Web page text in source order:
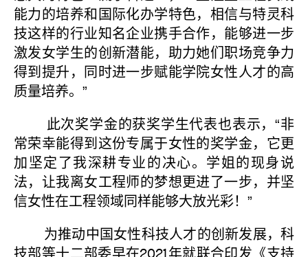
能力的培养和国际化办学特色，相信与特灵科
技这样的行业知名企业携手合作，能够进一步
激发女学生的创新潜能，助力她们职场竞争力
得到提升，同时进一步赋能学院女性人才的高
质量培养。”
此次奖学金的获奖学生代表也表示，“非
常荣幸能得到这份专属于女性的奖学金，它更
加坚定了我深耕专业的决心。学姐的现身说
法，让我离女工程师的梦想更进了一步，并坚
信女性在工程领域同样能够大放光彩！”
为推动中国女性科技人才的创新发展，科